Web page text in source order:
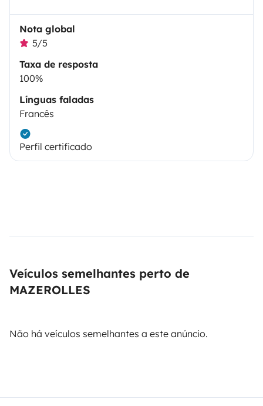
Nota global
5/5
Taxa de resposta
100%
Línguas faladas
Francês
Perfil certificado
Veículos semelhantes perto de
MAZEROLLES
Não há veículos semelhantes a este anúncio.